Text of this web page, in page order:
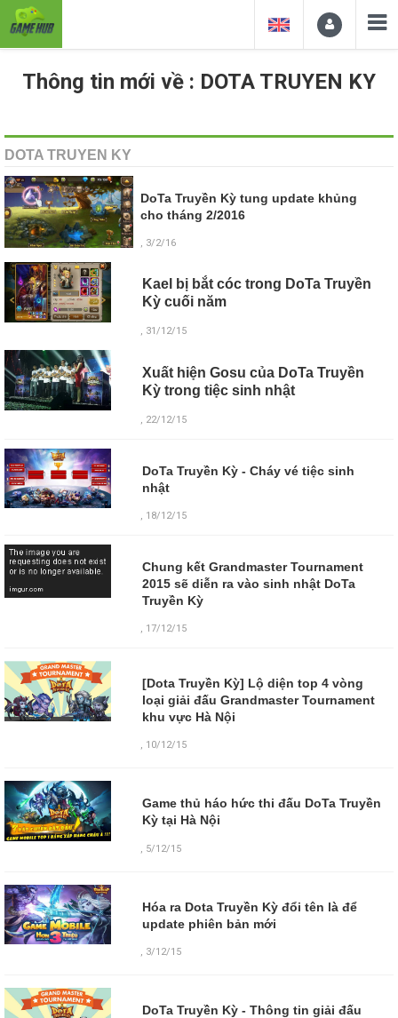
Thông tin mới về : DOTA TRUYEN KY
DOTA TRUYEN KY
DoTa Truyền Kỳ tung update khủng
cho tháng 2/2016
, 3/2/16
Kael bị bắt cóc trong DoTa Truyền
Kỳ cuối năm
, 31/12/15
Xuất hiện Gosu của DoTa Truyền
Kỳ trong tiệc sinh nhật
, 22/12/15
DoTa Truyền Kỳ - Cháy vé tiệc sinh
nhật
, 18/12/15
Chung kết Grandmaster Tournament
2015 sẽ diễn ra vào sinh nhật DoTa
Truyền Kỳ
, 17/12/15
[Dota Truyền Kỳ] Lộ diện top 4 vòng
loại giải đấu Grandmaster Tournament
khu vực Hà Nội
, 10/12/15
Game thủ háo hức thi đấu DoTa Truyền
Kỳ tại Hà Nội
5/12/15
Hóa ra Dota Truyền Kỳ đổi tên là để
update phiên bản mới
, 3/12/15
DoTa Truyền Kỳ - Thông tin giải đấu